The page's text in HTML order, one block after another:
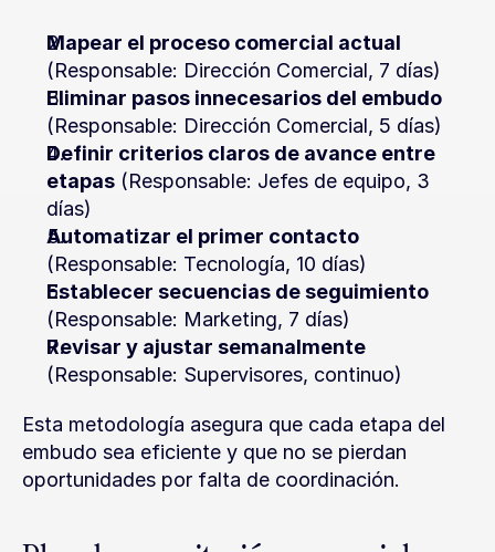
Mapear el proceso comercial actual
(Responsable: Dirección Comercial, 7 días)
Eliminar pasos innecesarios del embudo
(Responsable: Dirección Comercial, 5 días)
Definir criterios claros de avance entre
etapas (Responsable: Jefes de equipo, 3
días)
Automatizar el primer contacto
(Responsable: Tecnología, 10 días)
Establecer secuencias de seguimiento
(Responsable: Marketing, 7 días)
Revisar y ajustar semanalmente
(Responsable: Supervisores, continuo)
Esta metodología asegura que cada etapa del
embudo sea eficiente y que no se pierdan
oportunidades por falta de coordinación.